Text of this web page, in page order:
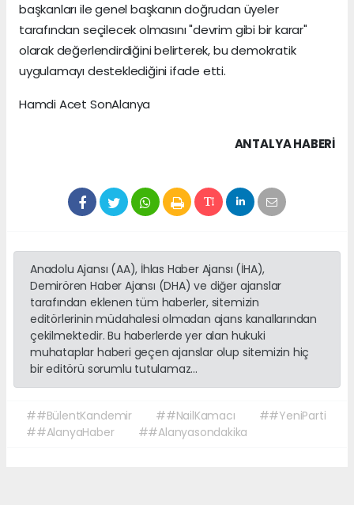
başkanları ile genel başkanın doğrudan üyeler
tarafından seçilecek olmasını "devrim gibi bir karar"
olarak değerlendirdiğini belirterek, bu demokratik
uygulamayı desteklediğini ifade etti.
Hamdi Acet SonAlanya
ANTALYA HABERİ
Anadolu Ajansı (AA), İhlas Haber Ajansı (İHA),
Demirören Haber Ajansı (DHA) ve diğer ajanslar
tarafından eklenen tüm haberler, sitemizin
editörlerinin müdahalesi olmadan ajans kanallarından
çekilmektedir. Bu haberlerde yer alan hukuki
muhataplar haberi geçen ajanslar olup sitemizin hiç
bir editörü sorumlu tutulamaz...
##BülentKandemir ##NailKamacı
##YeniParti
##AlanyaHaber
##Alanyasondakika